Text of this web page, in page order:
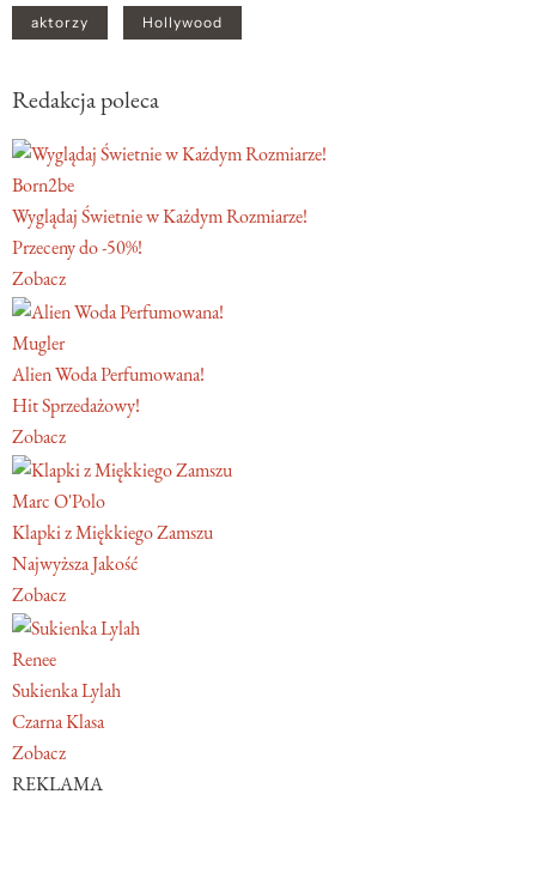
aktorzy Hollywood
Redakcja poleca
Born2be
Wyglądaj Świetnie w Każdym Rozmiarze!
Przeceny do -50%!
Zobacz
Mugler
Alien Woda Perfumowana!
Hit Sprzedażowy!
Zobacz
Marc O'Polo
Klapki z Miękkiego Zamszu
Najwyższa Jakość
Zobacz
Renee
Sukienka Lylah
Czarna Klasa
Zobacz
REKLAMA